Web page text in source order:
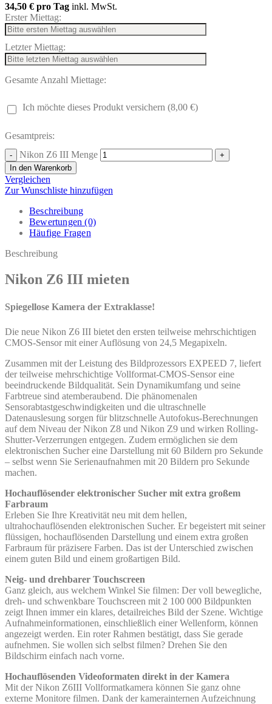
34,50 € pro Tag inkl. MwSt.
Erster Miettag:
Letzter Miettag:
Gesamte Anzahl Miettage:
Ich möchte dieses Produkt versichern (8,00 €)
Gesamtpreis:
Nikon Z6 III Menge
In den Warenkorb
Vergleichen
Zur Wunschliste hinzufügen
Beschreibung
Bewertungen (0)
Häufige Fragen
Beschreibung
Nikon Z6 III mieten
Spiegellose Kamera der Extraklasse!
Die neue Nikon Z6 III bietet den ersten teilweise mehrschichtigen
CMOS-Sensor mit einer Auflösung von 24,5 Megapixeln.
Zusammen mit der Leistung des Bildprozessors EXPEED 7, liefert
der teilweise mehrschichtige Vollformat-CMOS-Sensor eine
beeindruckende Bildqualität. Sein Dynamikumfang und seine
Farbtreue sind atemberaubend. Die phänomenalen
Sensorabtastgeschwindigkeiten und die ultraschnelle
Datenauslesung sorgen für blitzschnelle Autofokus-Berechnungen
auf dem Niveau der Nikon Z8 und Nikon Z9 und wirken Rolling-
Shutter-Verzerrungen entgegen. Zudem ermöglichen sie dem
elektronischen Sucher eine Darstellung mit 60 Bildern pro Sekunde
– selbst wenn Sie Serienaufnahmen mit 20 Bildern pro Sekunde
machen.
Hochauflösender elektronischer Sucher mit extra großem
Farbraum
Erleben Sie Ihre Kreativität neu mit dem hellen,
ultrahochauflösenden elektronischen Sucher. Er begeistert mit seiner
flüssigen, hochauflösenden Darstellung und einem extra großen
Farbraum für präzisere Farben. Das ist der Unterschied zwischen
einem guten Bild und einem großartigen Bild.
Neig- und drehbarer Touchscreen
Ganz gleich, aus welchem Winkel Sie filmen: Der voll bewegliche,
dreh- und schwenkbare Touchscreen mit 2 100 000 Bildpunkten
zeigt Ihnen immer ein klares, detailreiches Bild der Szene. Wichtige
Aufnahmeinformationen, einschließlich einer Wellenform, können
angezeigt werden. Ein roter Rahmen bestätigt, dass Sie gerade
aufnehmen. Sie wollen sich selbst filmen? Drehen Sie den
Bildschirm einfach nach vorne.
Hochauflösenden Videoformaten direkt in der Kamera
Mit der Nikon Z6III Vollformatkamera können Sie ganz ohne
externe Monitore filmen. Dank der kamerainternen Aufzeichnung